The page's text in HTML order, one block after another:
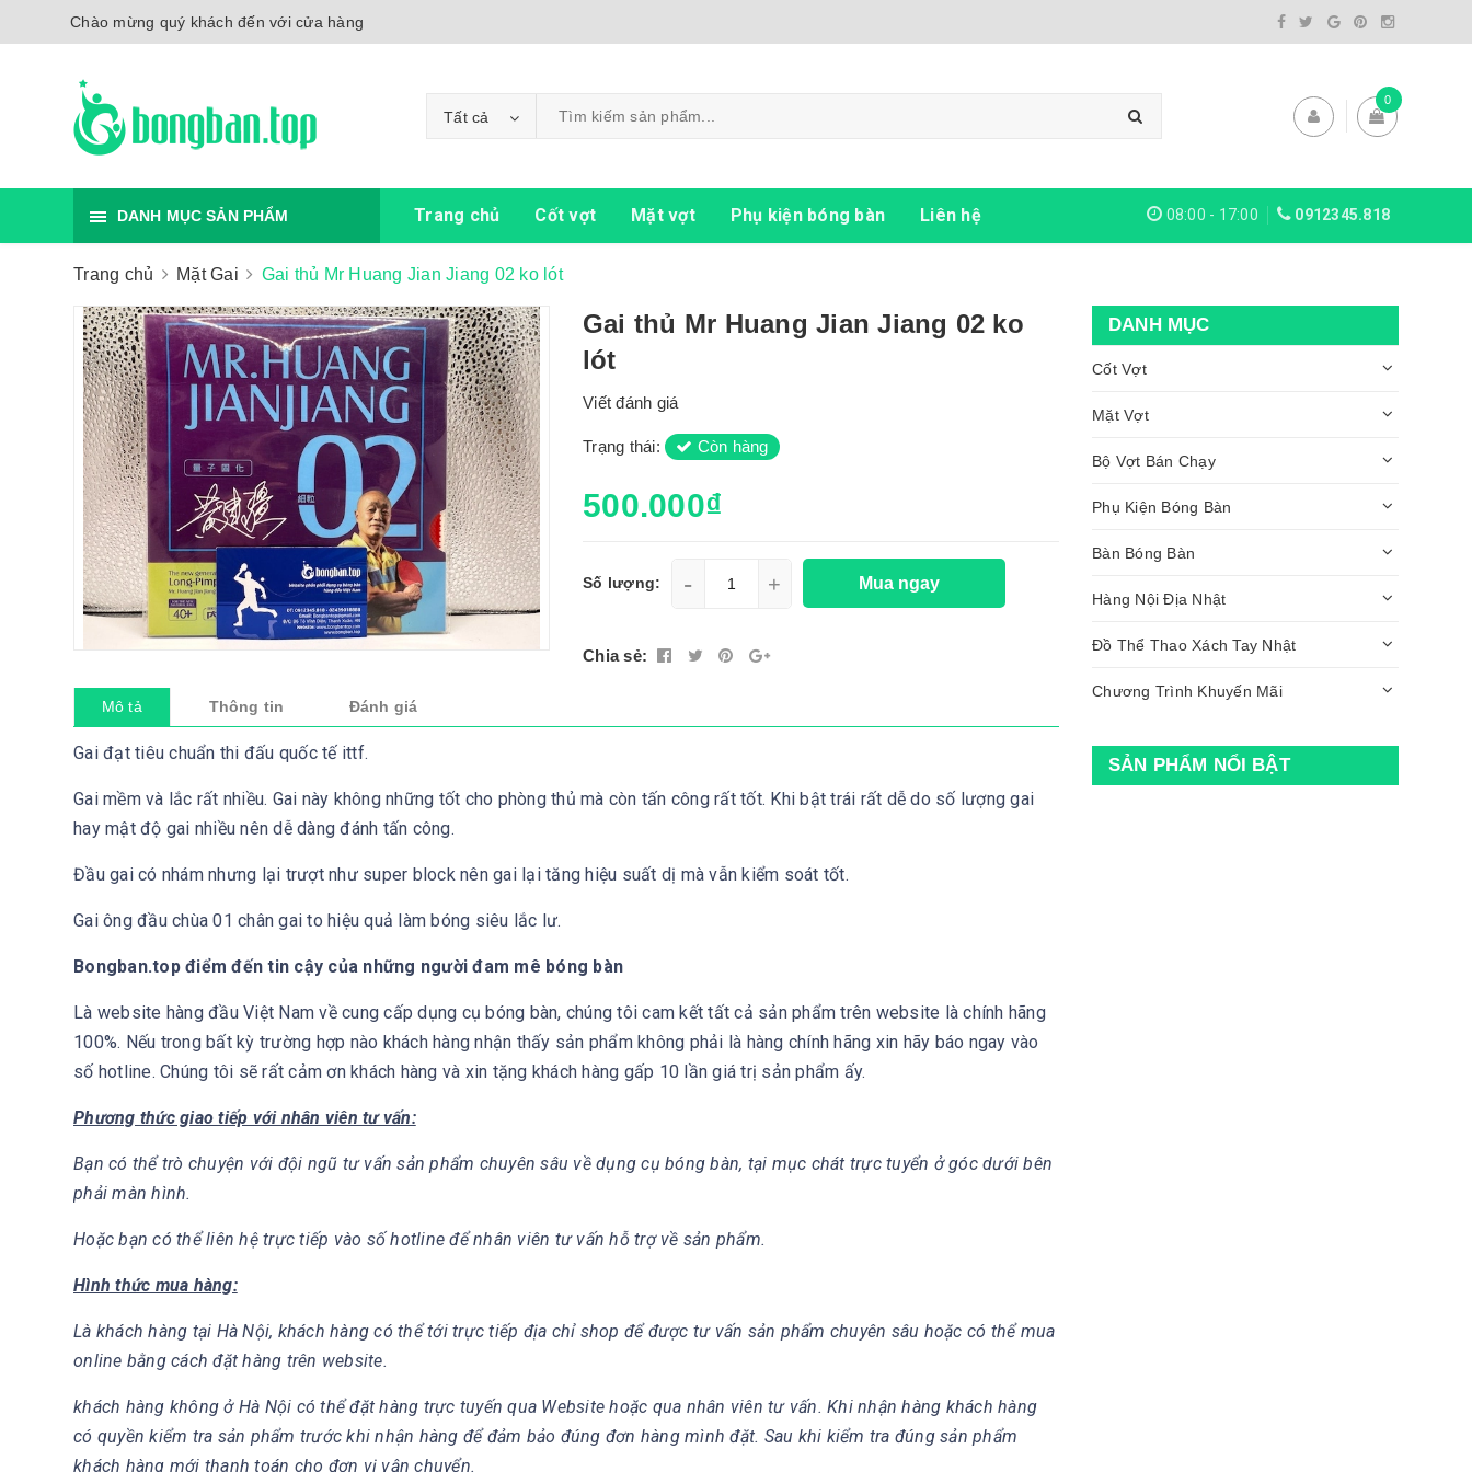
Chào mừng quý khách đến với cửa hàng
Tất cả
0
DANH MỤC SẢN PHẨM Trang chủ Cốt vợt Mặt vợt Phụ kiện bóng bàn Liên hệ 08:00 - 17:00 0912345.818
Trang chủ Mặt Gai Gai thủ Mr Huang Jian Jiang 02 ko lót
Gai thủ Mr Huang Jian Jiang 02 ko
lót
Viết đánh giá
Trạng thái: Còn hàng
500.000₫
Số lượng: - + Mua ngay
Chia sẻ:
Mô tả Thông tin Đánh giá
Gai đạt tiêu chuẩn thi đấu quốc tế ittf.
Gai mềm và lắc rất nhiều. Gai này không những tốt cho phòng thủ mà còn tấn công rất tốt. Khi bật trái rất dễ do số lượng gai
hay mật độ gai nhiều nên dễ dàng đánh tấn công.
Đầu gai có nhám nhưng lại trượt như super block nên gai lại tăng hiệu suất dị mà vẫn kiểm soát tốt.
Gai ông đầu chùa 01 chân gai to hiệu quả làm bóng siêu lắc lư.
Bongban.top điểm đến tin cậy của những người đam mê bóng bàn
Là website hàng đầu Việt Nam về cung cấp dụng cụ bóng bàn, chúng tôi cam kết tất cả sản phẩm trên website là chính hãng
100%. Nếu trong bất kỳ trường hợp nào khách hàng nhận thấy sản phẩm không phải là hàng chính hãng xin hãy báo ngay vào
số hotline. Chúng tôi sẽ rất cảm ơn khách hàng và xin tặng khách hàng gấp 10 lần giá trị sản phẩm ấy.
Phương thức giao tiếp với nhân viên tư vấn:
Bạn có thể trò chuyện với đội ngũ tư vấn sản phẩm chuyên sâu về dụng cụ bóng bàn, tại mục chát trực tuyển ở góc dưới bên
phải màn hình.
Hoặc bạn có thể liên hệ trực tiếp vào số hotline để nhân viên tư vấn hỗ trợ về sản phẩm.
Hình thức mua hàng:
Là khách hàng tại Hà Nội, khách hàng có thể tới trực tiếp địa chỉ shop để được tư vấn sản phẩm chuyên sâu hoặc có thể mua
online bằng cách đặt hàng trên website.
khách hàng không ở Hà Nội có thể đặt hàng trực tuyến qua Website hoặc qua nhân viên tư vấn. Khi nhận hàng khách hàng
có quyền kiểm tra sản phẩm trước khi nhận hàng để đảm bảo đúng đơn hàng mình đặt. Sau khi kiểm tra đúng sản phẩm
khách hàng mới thanh toán cho đơn vị vận chuyển.
DANH MỤC
Cốt Vợt
Mặt Vợt
Bộ Vợt Bán Chạy
Phụ Kiện Bóng Bàn
Bàn Bóng Bàn
Hàng Nội Địa Nhật
Đồ Thể Thao Xách Tay Nhật
Chương Trình Khuyến Mãi
SẢN PHẨM NỔI BẬT